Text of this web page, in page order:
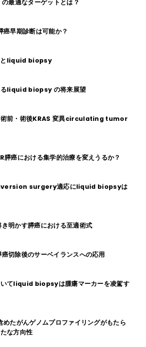
最適なターゲットとは？
早期診断は可能か？
とliquid biopsy
るliquid biopsy の将来展望
術前・術後KRAS 変異circulating tumor
癌における集学的治療を変えうるか？
surgery適応にliquid biopsyは
明かす膵癌における至適術式
除後のサーベイランスへの応用
いてliquid biopsyは腫瘍マーカーを凌駕す
たがんゲノムプロファイリングがもたら
な方向性